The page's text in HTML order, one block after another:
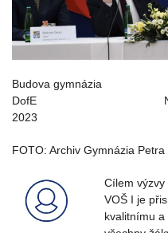
Budova
DofE Návštěva
2023
FOTO: Archiv Gymnázia Petra
Cílem výzvy
VOŠ I je
kvalitnímu